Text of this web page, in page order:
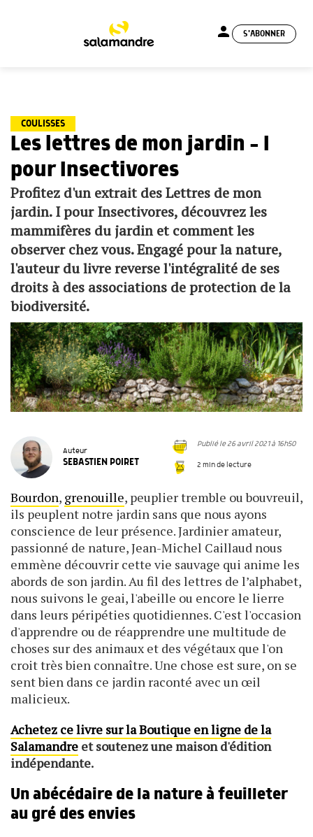
person S'ABONNER
COULISSES
Les lettres de mon jardin – I
pour Insectivores
Profitez d'un extrait des Lettres de mon
jardin. I pour Insectivores, découvrez les
mammifères du jardin et comment les
observer chez vous. Engagé pour la nature,
l'auteur du livre reverse l'intégralité de ses
droits à des associations de protection de la
biodiversité.
Auteur
SEBASTIEN POIRET
Publié le 26 avril 2021 à 16h50
2 min de lecture
Bourdon, grenouille, peuplier tremble ou bouvreuil,
ils peuplent notre jardin sans que nous ayons
conscience de leur présence. Jardinier amateur,
passionné de nature, Jean-Michel Caillaud nous
emmène découvrir cette vie sauvage qui anime les
abords de son jardin. Au fil des lettres de l’alphabet,
nous suivons le geai, l'abeille ou encore le lierre
dans leurs péripéties quotidiennes. C'est l'occasion
d'apprendre ou de réapprendre une multitude de
choses sur des animaux et des végétaux que l'on
croit très bien connaître. Une chose est sure, on se
sent bien dans ce jardin raconté avec un œil
malicieux.
Achetez ce livre sur la Boutique en ligne de la
Salamandre et soutenez une maison d'édition
indépendante.
Un abécédaire de la nature à feuilleter
au gré des envies